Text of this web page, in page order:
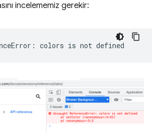
incelememiz gerekir:
colors is not